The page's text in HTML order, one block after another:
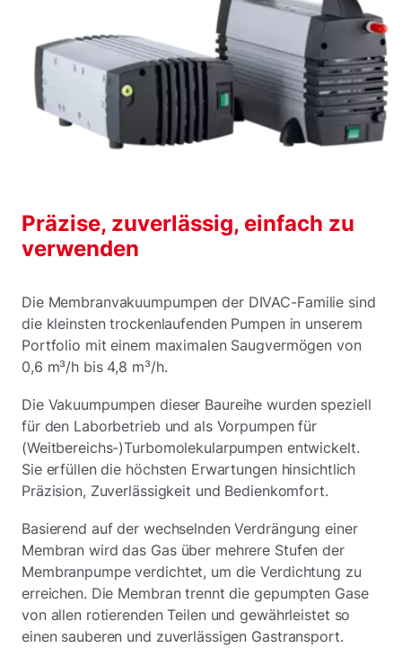
Präzise, zuverlässig, einfach zu
verwenden
Die Membranvakuumpumpen der DIVAC-Familie sind
die kleinsten trockenlaufenden Pumpen in unserem
Portfolio mit einem maximalen Saugvermögen von
0,6 m³/h bis 4,8 m³/h.
Die Vakuumpumpen dieser Baureihe wurden speziell
für den Laborbetrieb und als Vorpumpen für
(Weitbereichs-)Turbomolekularpumpen entwickelt.
Sie erfüllen die höchsten Erwartungen hinsichtlich
Präzision, Zuverlässigkeit und Bedienkomfort.
Basierend auf der wechselnden Verdrängung einer
Membran wird das Gas über mehrere Stufen der
Membranpumpe verdichtet, um die Verdichtung zu
erreichen. Die Membran trennt die gepumpten Gase
von allen rotierenden Teilen und gewährleistet so
einen sauberen und zuverlässigen Gastransport.